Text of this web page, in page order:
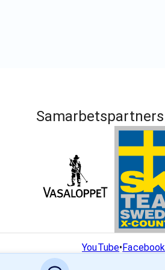
Samarbetspartners
YouTube•Facebook